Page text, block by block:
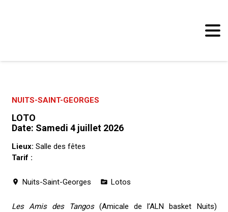
NUITS-SAINT-GEORGES
LOTO
Date: Samedi 4 juillet 2026
Lieux: Salle des fêtes
Tarif :
location_on Nuits-Saint-Georges topic Lotos
Les Amis des Tangos(Amicale de l’ALN basket Nuits)